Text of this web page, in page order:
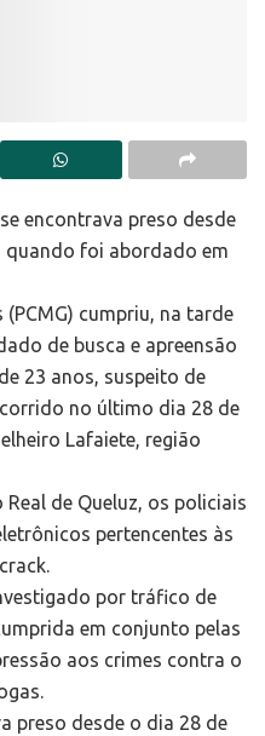
encontrava preso desde
quando foi abordado em
cumpriu, na tarde
de busca e apreensão
23 anos, suspeito de
no último dia 28 de
Lafaiete, região
de Queluz, os policiais
pertencentes às
por tráfico de
em conjunto pelas
aos crimes contra o
preso desde o dia 28 de